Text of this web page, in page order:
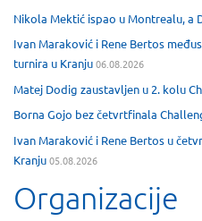
Nikola Mektić ispao u Montrealu, a
Ivan Maraković i Rene Bertos
turnira u Kranju06.08.2026
Matej Dodig zaustavljen u 2. kolu
Borna Gojo bez četvrtfinala
Ivan Maraković i Rene Bertos u
Kranju05.08.2026
Organizacije